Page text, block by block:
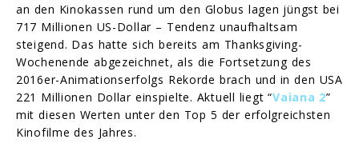
an den Kinokassen rund um den Globus lagen jüngst bei
717 Millionen US-Dollar – Tendenz unaufhaltsam
steigend. Das hatte sich bereits am Thanksgiving-
Wochenende abgezeichnet, als die Fortsetzung des
2016er-Animationserfolgs Rekorde brach und in den USA
221 Millionen Dollar einspielte. Aktuell liegt “Vaiana 2”
mit diesen Werten unter den Top 5 der erfolgreichsten
Kinofilme des Jahres.